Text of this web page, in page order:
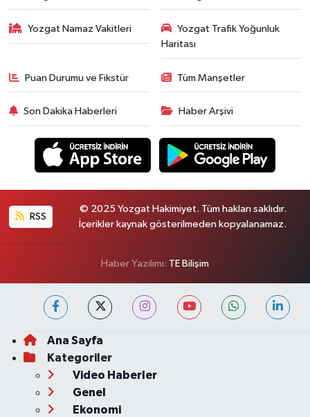
Yozgat Namaz Vakitleri
Yozgat Trafik Yoğunluk
Haritası
Puan Durumu ve Fikstür Tüm Manşetler
Son Dakika Haberleri Haber Arşivi
RSS
© 2025 Yozgat Hakimiyet. Tüm hakları saklıdır.
İçerikler kaynak gösterilmeden kopyalanamaz.
Haber Yazılımı: TE Bilişim
Ana Sayfa
Kategoriler
Video Haberler
Genel
Ekonomi